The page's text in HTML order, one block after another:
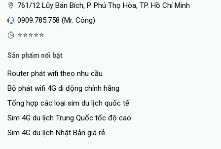
761/12 Lũy Bán Bích, P. Phú Thọ Hòa, TP. Hồ Chí Minh
0909.785.758 (Mr. Công)
⭐⭐⭐⭐⭐
Sản phẩm nổi bật
Router phát wifi theo nhu cầu
Bộ phát wifi 4G di động chính hãng
Tổng hợp các loại sim du lịch quốc tế
Sim 4G du lịch Trung Quốc tốc độ cao
Sim 4G du lịch Nhật Bản giá rẻ